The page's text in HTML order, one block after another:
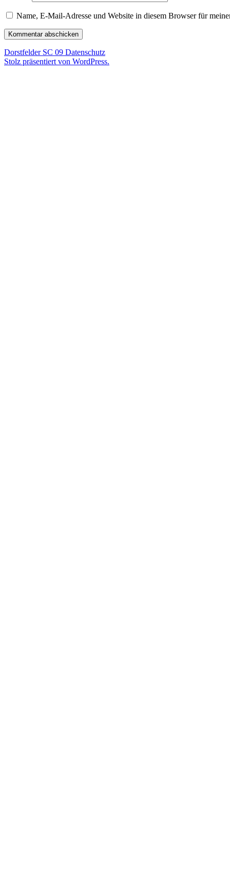
Name, E-Mail-Adresse und Website in diesem Browser für
Dorstfelder SC 09 Datenschutz
Stolz präsentiert von WordPress.